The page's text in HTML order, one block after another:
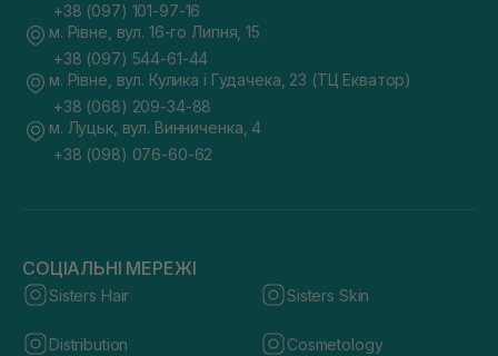
+38 (097) 101-97-16
м. Рівне, вул. 16-го Липня, 15
+38 (097) 544-61-44
м. Рівне, вул. Кулика і Гудачека, 23 (ТЦ Екватор)
+38 (068) 209-34-88
м. Луцьк, вул. Винниченка, 4
+38 (098) 076-60-62
СОЦІАЛЬНІ МЕРЕЖІ
Sisters Hair Sisters Skin
Distribution Cosmetology